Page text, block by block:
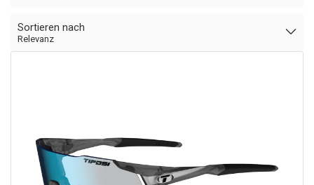
Sortieren nach
Relevanz